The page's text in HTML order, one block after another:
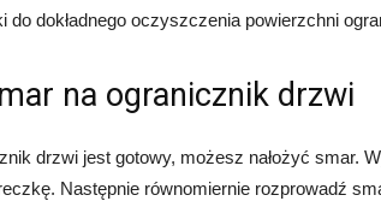
do dokładnego oczyszczenia powierzchni
na ogranicznik drzwi
drzwi jest gotowy, możesz nałożyć smar.
Następnie równomiernie rozprowadź